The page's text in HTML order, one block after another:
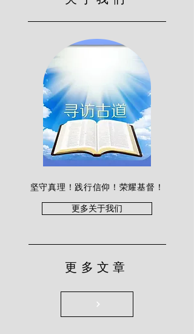
坚守真理！践行信仰！荣耀基督！
更多关于我们
更多文章